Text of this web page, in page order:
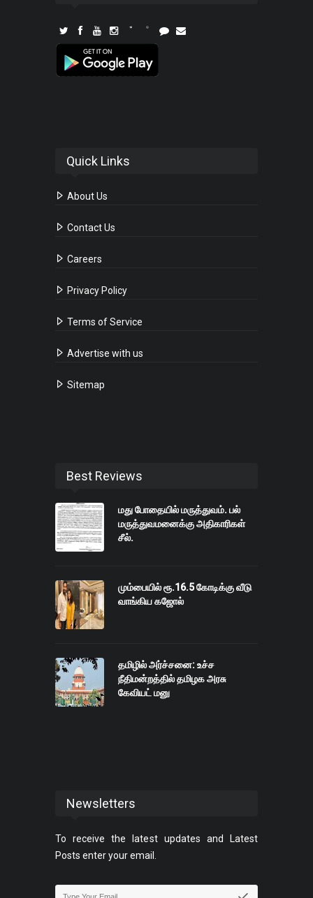
Quick Links
About Us
Contact Us
Careers
Privacy Policy
Terms of Service
Advertise with us
Sitemap
Best Reviews
மது போதையில் மருத்துவம். பல்
மருத்துவமனைக்கு அதிகாரிகள்
சீல்.
மும்பையில் ரூ.16.5 கோடிக்கு வீடு
வாங்கிய கஜோல்
தமிழில் அர்ச்சனை: உச்ச
நீதிமன்றத்தில் தமிழக அரசு
கேவியட் மனு
Newsletters
To receive the latest updates and Latest
Posts enter your email.